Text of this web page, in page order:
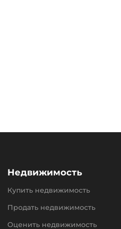
Недвижимость
Купить недвижимость
Продать недвижимость
Оценить недвижимость